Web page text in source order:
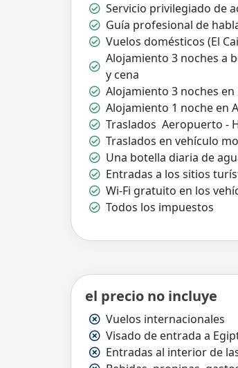
Servicio privilegiado de
Guía profesional de
Vuelos domésticos (El
Alojamiento 3 noches a
y cena
Alojamiento 3 noches
Alojamiento 1 noche en
Traslados Aeropuerto -
Traslados en vehículo
Una botella diaria de
Entradas a los sitios
Wi-Fi gratuito en los
Todos los impuestos
el precio no incluye
Vuelos internacionales
Visado de entrada a
Entradas al interior de